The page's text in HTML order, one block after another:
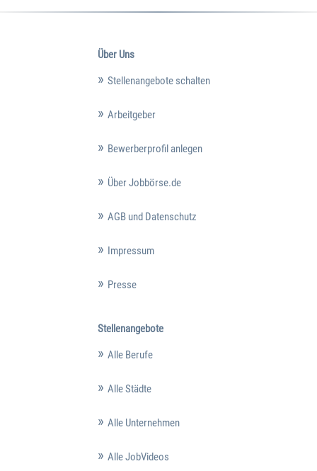
Über Uns
Stellenangebote schalten
Arbeitgeber
Bewerberprofil anlegen
Über Jobbörse.de
AGB und Datenschutz
Impressum
Presse
Stellenangebote
Alle Berufe
Alle Städte
Alle Unternehmen
Alle JobVideos